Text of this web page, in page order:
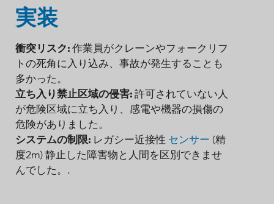
実装
衝突リスク:作業員がクレーンやフォークリフ
トの死角に入り込み、事故が発生することも
多かった。
立ち入り禁止区域の侵害:許可されていない人
が危険区域に立ち入り、感電や機器の損傷の
危険がありました。
システムの制限: レガシー近接性 センサー (精
度2m) 静止した障害物と人間を区別できませ
んでした。.